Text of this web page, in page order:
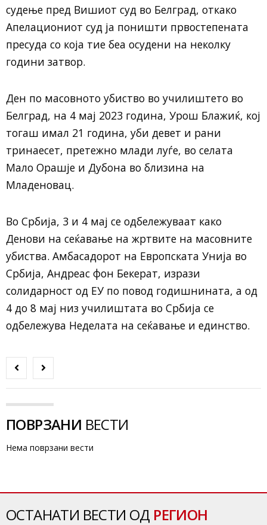
судење пред Вишиот суд во Белград, откако
Апелациониот суд ја поништи првостепената
пресуда со која тие беа осудени на неколку
години затвор.
Ден по масовното убиство во училиштето во
Белград, на 4 мај 2023 година, Урош Блажиќ, кој
тогаш имал 21 година, уби девет и рани
тринаесет, претежно млади луѓе, во селата
Мало Орашје и Дубона во близина на
Младеновац.
Во Србија, 3 и 4 мај се одбележуваат како
Денови на сеќавање на жртвите на масовните
убиства. Амбасадорот на Европската Унија во
Србија, Андреас фон Бекерат, изрази
солидарност од ЕУ по повод годишнината, а од
4 до 8 мај низ училиштата во Србија се
одбележува Неделата на сеќавање и единство.
ПОВРЗАНИ ВЕСТИ
Нема поврзани вести
ОСТАНАТИ ВЕСТИ ОД РЕГИОН